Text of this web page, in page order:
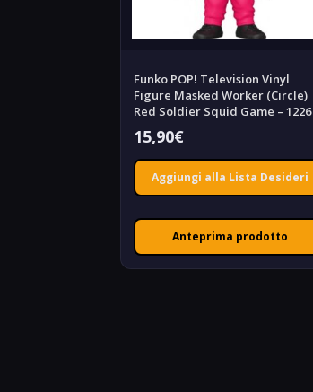
Funko POP! Television Vinyl
Figure Masked Worker (Circle)
Red Soldier Squid Game – 1226
15,90€
Aggiungi alla Lista Desideri
Anteprima prodotto